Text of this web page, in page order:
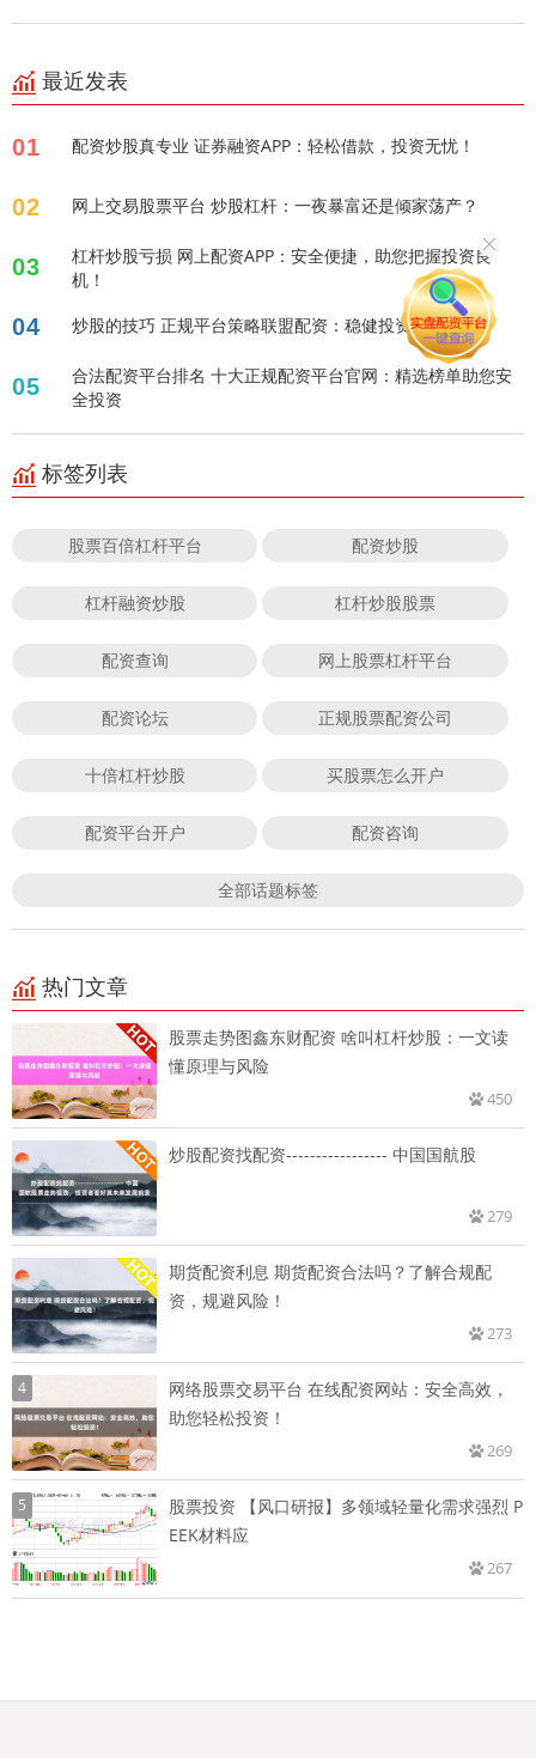
最近发表
01 配资炒股真专业 证券融资APP：轻松借款，投资无忧！
02 网上交易股票平台 炒股杠杆：一夜暴富还是倾家荡产？
03
杠杆炒股亏损 网上配资APP：安全便捷，助您把握投资良
机！
04 炒股的技巧 正规平台策略联盟配资：稳健投资新选择
05
合法配资平台排名 十大正规配资平台官网：精选榜单助您安
全投资
标签列表
股票百倍杠杆平台 配资炒股
杠杆融资炒股 杠杆炒股股票
配资查询 网上股票杠杆平台
配资论坛 正规股票配资公司
十倍杠杆炒股 买股票怎么开户
配资平台开户 配资咨询
全部话题标签
热门文章
股票走势图鑫东财配资 啥叫杠杆炒股：一文读
懂原理与风险
450
炒股配资找配资----------------- 中国国航股
279
期货配资利息 期货配资合法吗？了解合规配
资，规避风险！
273
4
网络股票交易平台 在线配资网站：安全高效，
助您轻松投资！
269
5
股票投资 【风口研报】多领域轻量化需求强烈 P
EEK材料应
267